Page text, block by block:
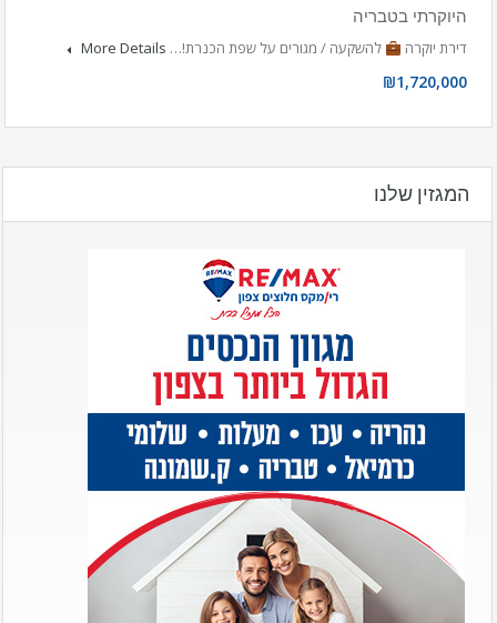
היוקרתי בטבריה
דירת יוקרה
להשקעה / מגורים על שפת הכנרת!… More Details
₪1,720,000
המגזין שלנו